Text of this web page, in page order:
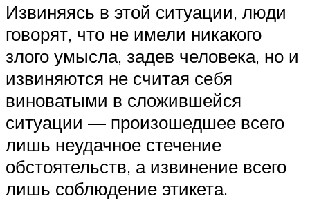
Извиняясь в этой ситуации, люди
говорят, что не имели никакого
злого умысла, задев человека, но и
извиняются не считая себя
виноватыми в сложившейся
ситуации — произошедшее всего
лишь неудачное стечение
обстоятельств, а извинение всего
лишь соблюдение этикета.